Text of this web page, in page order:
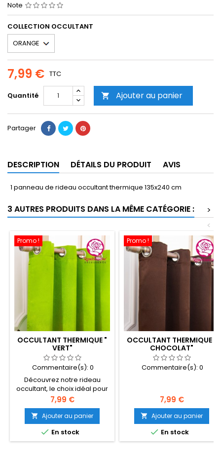
Note
COLLECTION OCCULTANT
7,99 € TTC
Quantité  Ajouter au panier
Partager
DESCRIPTION DÉTAILS DU PRODUIT AVIS
1 panneau de rideau occultant thermique 135x240 cm
3 AUTRES PRODUITS DANS LA MÊME CATÉGORIE :
>
<
Promo !
OCCULTANT THERMIQUE "
VERT"
Commentaire(s): 0
Découvrez notre rideau
occultant, le choix idéal pour
votre intérieur ! Notre rideau
occultant est conçu en tissu
de qualité, avec une texture
douce et agréable au
toucher. Il bloque
efficacement la lumière du
Prix
7,99 €
 Ajouter au panier
 En stock
Promo !
OCCULTANT THERMIQUE "
CHOCOLAT"
Commentaire(s): 0
Prix
7,99 €
 Ajouter au panier
 En stock